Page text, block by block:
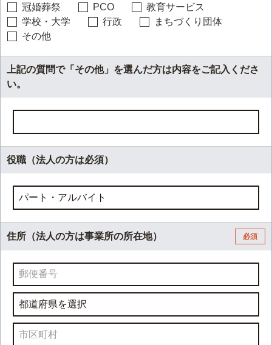
冠婚葬祭
PCO
教育サービス
学校・大学
行政
まちづくり団体
その他
上記の質問で「その他」を選んだ方は内容をご記入くださ
い。
役職（法人の方は必須）
住所（法人の方は事業所の所在地） 必須